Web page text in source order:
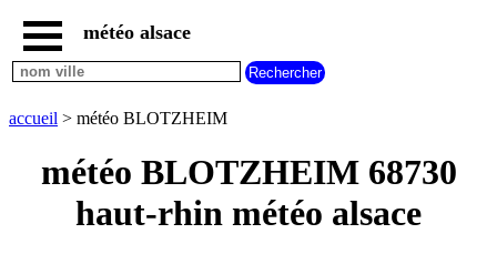
accueil
radar
BLOTZHEIM
météo
météo alsace
accueil > météo BLOTZHEIM
météo BLOTZHEIM 68730
haut-rhin météo alsace